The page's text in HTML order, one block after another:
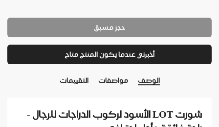
حجز مسبق
أخبرني عندما يكون المنتج متاح
الوصف مواصفات التقييمات
شورت LOT الأسود لركوب الدراجات للرجال -